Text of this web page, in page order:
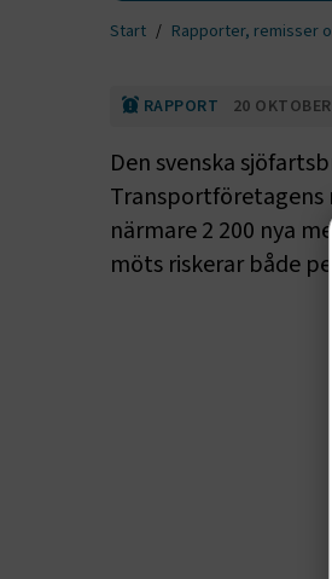
Start Rapporter, remisser
RAPPORT 20
Den svenska
Transportföretagens
närmare 2 200 nya
möts riskerar både